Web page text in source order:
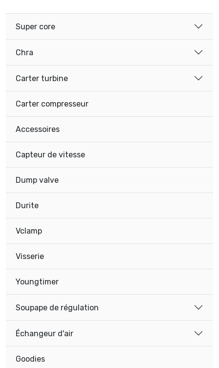
Super core
Chra
Carter turbine
Carter compresseur
Accessoires
Capteur de vitesse
Dump valve
Durite
Vclamp
Visserie
Youngtimer
Soupape de régulation
Échangeur d'air
Goodies